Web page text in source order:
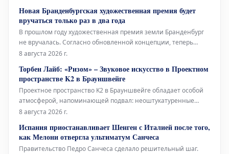
Берлинского Фольксбюне, превращенного во временный
открытый бассейн. Дебаты во
Новая Бранденбургская художественная премия будет
вручаться только раз в два года
В прошлом году художественная премия земли Бранденбург
не вручалась. Согласно обновленной концепции, теперь
премия будет присуждаться только раз в два года, и это не
утверждая новую структуру премии, намерено оказать
всестороннюю поддержку
8 августа 2026 г.
Торбен Лайб: «Ризом» – Звуковое искусство в Проектном
пространстве K2 в Брауншвейге
Проектное пространство K2 в Брауншвейге обладает особой
атмосферой, напоминающей подвал: неоштукатуренные
стены, высоко расположенные окна и видимые трубы, словно
окружении норвежский звуковой художник Торбен Лайб
представляет свою ин
8 августа 2026 г.
Испания приостанавливает Шенген с Италией после того,
как Мелони отвергла ультиматум Санчеса
Правительство Педро Санчеса сделало решительный шаг.